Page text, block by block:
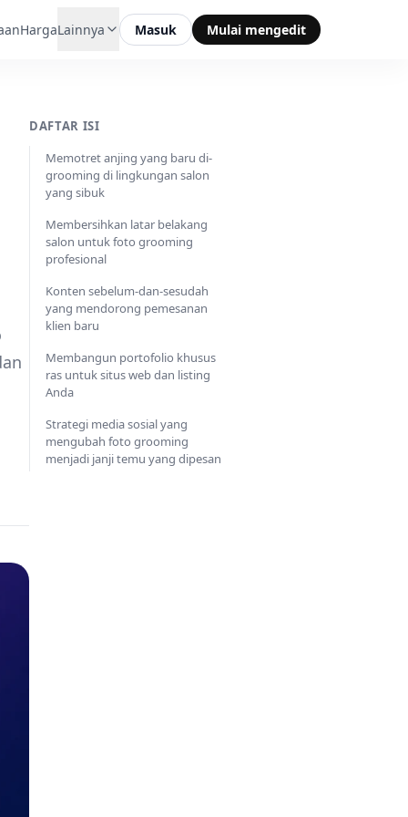
HargaLainnya Masuk Mulai mengedit
DAFTAR ISI
Memotret anjing yang baru di-
grooming di lingkungan salon
yang sibuk
Membersihkan latar belakang
salon untuk foto grooming
profesional
Konten sebelum-dan-sesudah
yang mendorong pemesanan
klien baru
Membangun portofolio khusus
ras untuk situs web dan listing
Anda
Strategi media sosial yang
mengubah foto grooming
menjadi janji temu yang dipesan